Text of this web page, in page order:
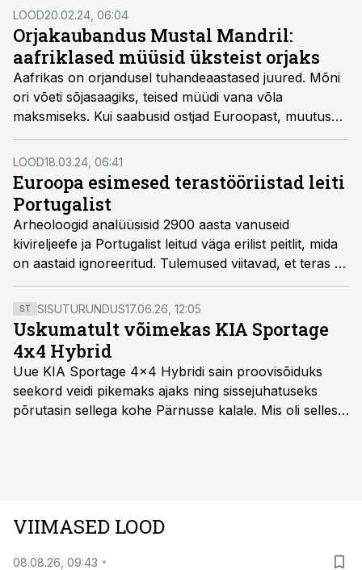
LOOD20.02.24, 06:04
Orjakaubandus Mustal Mandril:
aafriklased müüsid üksteist orjaks
Aafrikas on orjandusel tuhandeaastased juured. Mõni
ori võeti sõjasaagiks, teised müüdi vana võla
maksmiseks. Kui saabusid ostjad Euroopast, muutus
inimkaubandus pööraseks. Ahelates lõpetasid isegi
neegripealikud.
LOOD18.03.24, 06:41
Euroopa esimesed terastööriistad leiti
Portugalist
Arheoloogid analüüsisid 2900 aasta vanuseid
kivireljeefe ja Portugalist leitud väga erilist peitlit, mida
on aastaid ignoreeritud. Tulemused viitavad, et teras ei
kuulunud ainult rauaaega.
ST SISUTURUNDUS17.06.26, 12:05
Uskumatult võimekas KIA Sportage
4x4 Hybrid
Uue KIA Sportage 4x4 Hybridi sain proovisõiduks
seekord veidi pikemaks ajaks ning sissejuhatuseks
põrutasin sellega kohe Pärnusse kalale. Mis oli selles
VIIMASED LOOD
08.08.26, 09:43